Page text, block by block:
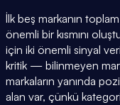
İlk beş markanın
önemli bir kısmını
için iki önemli sinyal
kritik — bilinmeyen
markaların yanında
alan var, çünkü